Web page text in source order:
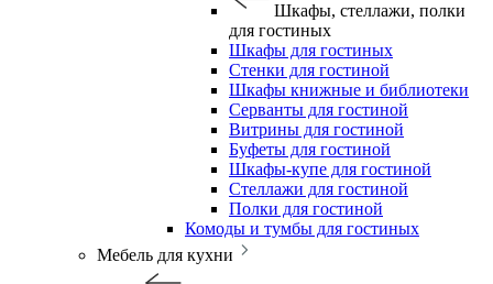
Шкафы, стеллажи, полки
для гостиных
Шкафы для гостиных
Стенки для гостиной
Шкафы книжные и библиотеки
Серванты для гостиной
Витрины для гостиной
Буфеты для гостиной
Шкафы-купе для гостиной
Стеллажи для гостиной
Полки для гостиной
Комоды и тумбы для гостиных
Мебель для кухни